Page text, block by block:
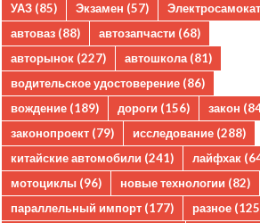
УАЗ (85) Экзамен (57) Электросамокат
автоваз (88) автозапчасти (68)
авторынок (227) автошкола (81)
водительское удостоверение (86)
вождение (189) дороги (156) закон
законопроект (79) исследование (288)
китайские автомобили (241) лайфхак
мотоциклы (96) новые технологии (82)
параллельный импорт (177) разное